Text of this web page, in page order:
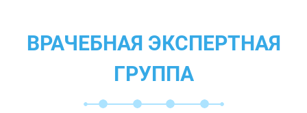
ВРАЧЕБНАЯ ЭКСПЕРТНАЯ
ГРУППА